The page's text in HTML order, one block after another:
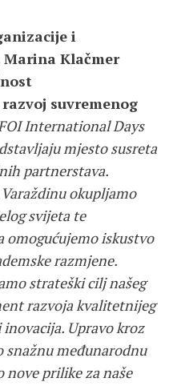
i
Klačmer
suvremenog
International Days
mjesto susreta
partnerstava.
okupljamo
svijeta te
iskustvo
razmjene.
strateški cilj našeg
razvoja kvalitetnijeg
Upravo kroz
snažnu međunarodnu
prilike za naše